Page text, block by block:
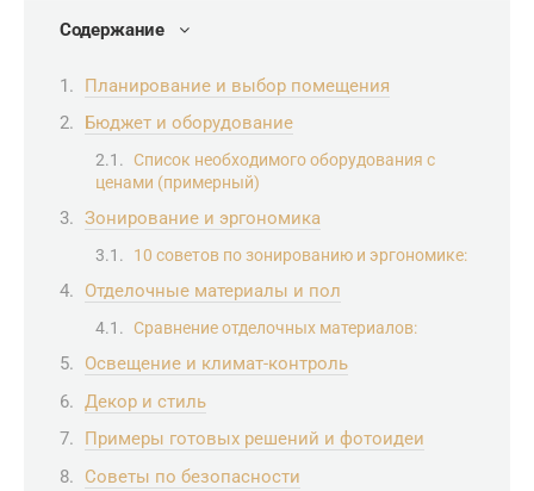
Содержание
Планирование и выбор помещения
Бюджет и оборудование
Список необходимого оборудования с
ценами (примерный)
Зонирование и эргономика
10 советов по зонированию и эргономике:
Отделочные материалы и пол
Сравнение отделочных материалов:
Освещение и климат-контроль
Декор и стиль
Примеры готовых решений и фотоидеи
Советы по безопасности